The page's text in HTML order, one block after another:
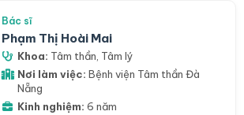
Bác sĩ
Phạm Thị Hoài Mai
Khoa: Tâm thần Tâm lý
Nơi làm việc: Bệnh viện Tâm thần Đà
Nẵng
Kinh nghiệm: 6 năm